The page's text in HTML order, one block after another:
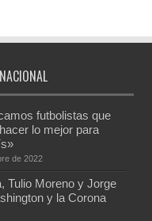
futbolistas que
lo mejor para
de 2022
Tulio Moreno y Jorge
y la Corona